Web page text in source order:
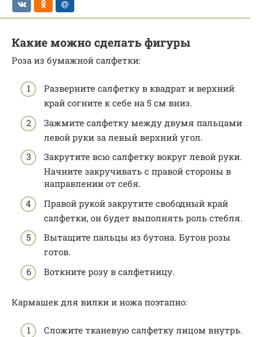
Какие можно сделать фигуры
Роза из бумажной салфетки:
Разверните салфетку в квадрат и верхний
край согните к себе на 5 см вниз.
Зажмите салфетку между двумя пальцами
левой руки за левый верхний угол.
Закрутите всю салфетку вокруг левой руки.
Начните закручивать с правой стороны в
направлении от себя.
Правой рукой закрутите свободный край
салфетки, он будет выполнять роль стебля.
Вытащите пальцы из бутона. Бутон розы
готов.
Воткните розу в салфетницу.
Кармашек для вилки и ножа поэтапно:
Сложите тканевую салфетку лицом внутрь.